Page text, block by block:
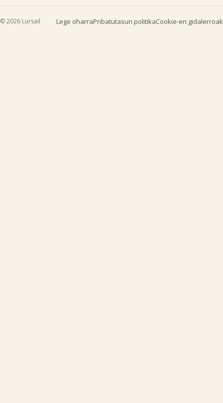

© 2026 Lursail Lege oharraPribatutasun politikaCookie-en gidalerroak